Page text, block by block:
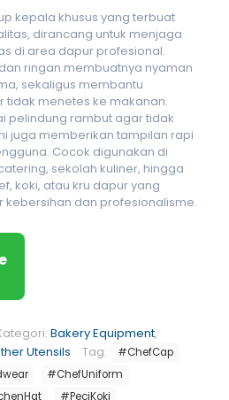
kepala khusus yang terbuat
dirancang untuk menjaga
di area dapur profesional.
ringan membuatnya nyaman
sekaligus membantu
menetes ke makanan.
pelindung rambut agar tidak
juga memberikan tampilan rapi
Cocok digunakan di
sekolah kuliner, hingga
koki, atau kru dapur yang
dan profesionalisme.
Bakery Equipment,
Utensils Tag:
#ChefCap
#ChefUniform
#PeciKoki